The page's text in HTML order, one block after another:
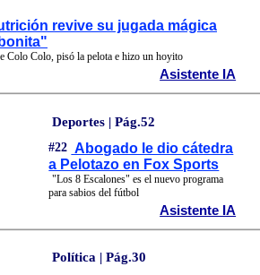
revive su jugada mágica
Colo Colo, pisó la pelota e hizo un hoyito
Asistente IA
Deportes | Pág.52
#22 Abogado le dio cátedra
a Pelotazo en Fox Sports
"Los 8 Escalones" es el nuevo programa
para sabios del fútbol
Asistente IA
Política | Pág.30